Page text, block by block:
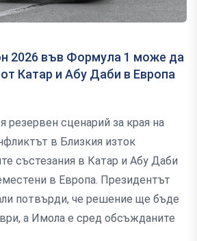
2026 във Формула 1 може да
Катар и Абу Даби в Европа
резервен сценарий за края на
в Близкия изток
състезания в Катар и Абу Даби
в Европа. Президентът
потвърди, че решение ще бъде
а Имола е сред обсъжданите